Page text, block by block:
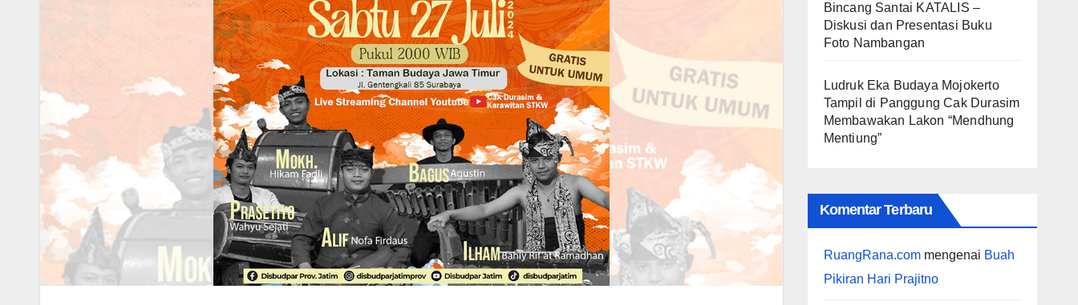
Bincang Santai KATALIS –
Diskusi dan Presentasi Buku
Foto Nambangan
Ludruk Eka Budaya Mojokerto
Tampil di Panggung Cak Durasim
Membawakan Lakon “Mendhung
Mentiung”
Komentar Terbaru
RuangRana.commengenai Buah
Pikiran Hari Prajitno